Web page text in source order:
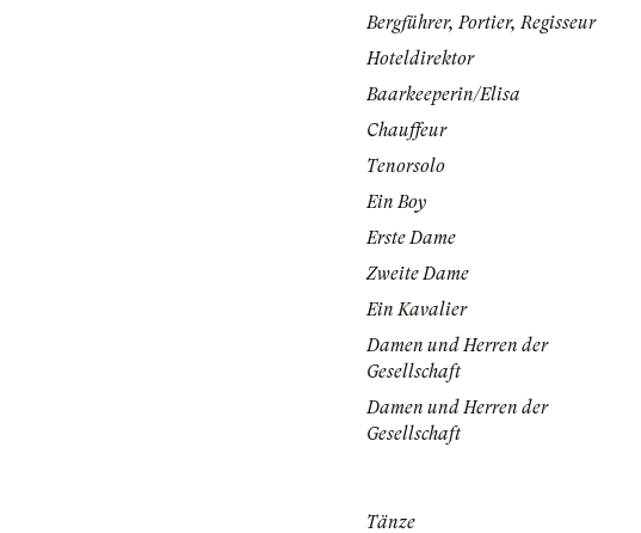
Bergführer, Portier, Regisseur
Hoteldirektor
Baarkeeperin/Elisa
Chauffeur
Tenorsolo
Ein Boy
Erste Dame
Zweite Dame
Ein Kavalier
Damen und Herren der
Gesellschaft
Damen und Herren der
Gesellschaft
Tänze